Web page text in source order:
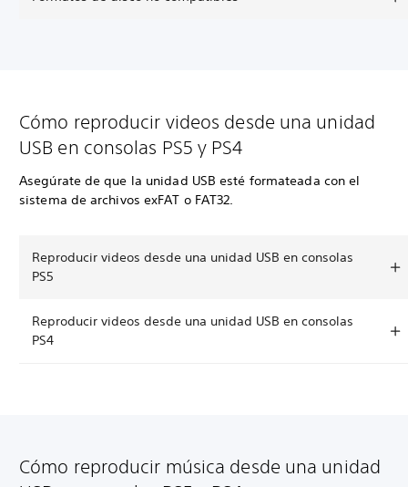
Cómo reproducir videos desde una unidad
USB en consolas PS5 y PS4
Asegúrate de que la unidad USB esté formateada con el
sistema de archivos exFAT o FAT32.
Reproducir videos desde una unidad USB en consolas
PS5
Reproducir videos desde una unidad USB en consolas
PS4
Cómo reproducir música desde una unidad